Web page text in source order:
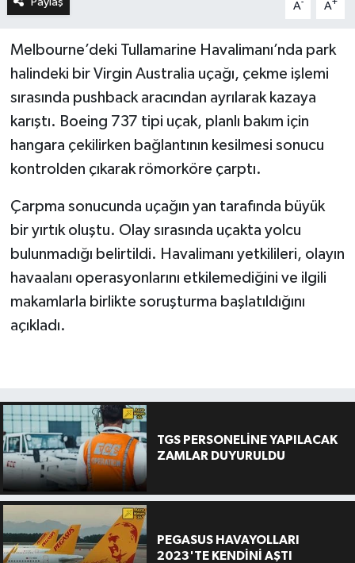
A- A+
Melbourne’deki Tullamarine Havalimanı’nda park
halindeki bir Virgin Australia uçağı, çekme işlemi
sırasında pushback aracından ayrılarak kazaya
karıştı. Boeing 737 tipi uçak, planlı bakım için
hangara çekilirken bağlantının kesilmesi sonucu
kontrolden çıkarak römorköre çarptı.
Çarpma sonucunda uçağın yan tarafında büyük
bir yırtık oluştu. Olay sırasında uçakta yolcu
bulunmadığı belirtildi. Havalimanı yetkilileri, olayın
havaalanı operasyonlarını etkilemediğini ve ilgili
makamlarla birlikte soruşturma başlatıldığını
açıkladı.
TGS PERSONELİNE YAPILACAK
ZAMLAR DUYURULDU
PEGASUS HAVAYOLLARI
2023'TE KENDİNİ AŞTI